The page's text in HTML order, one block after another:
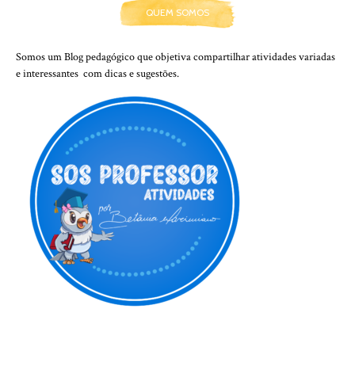
QUEM SOMOS
Somos um Blog pedagógico que objetiva compartilhar atividades variadas
e interessantes com dicas e sugestões.